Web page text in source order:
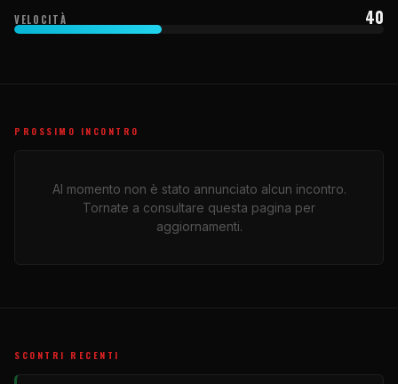
VELOCITÀ 40
PROSSIMO INCONTRO
Al momento non è stato annunciato alcun incontro.
Tornate a consultare questa pagina per
aggiornamenti.
SCONTRI RECENTI